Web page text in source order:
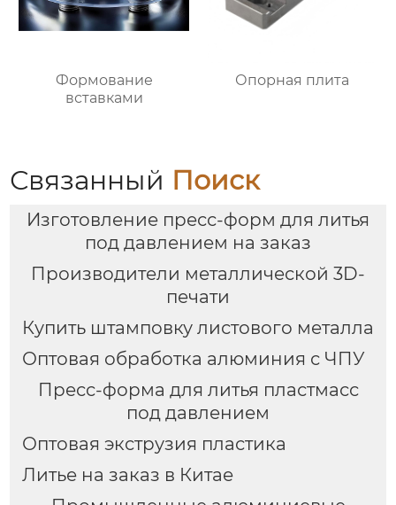
Формование
вставками
Опорная плита
Связанный Поиск
Изготовление пресс-форм для литья
под давлением на заказ
Производители металлической 3D-
печати
Купить штамповку листового металла
Оптовая обработка алюминия с ЧПУ
Пресс-форма для литья пластмасс
под давлением
Оптовая экструзия пластика
Литье на заказ в Китае